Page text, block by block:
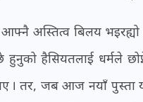
अस्तित्व बिलय भइरह्यो
हुनुको हैसियतलाई धर्मले
। तर, जब आज नयाँ पुस्ता